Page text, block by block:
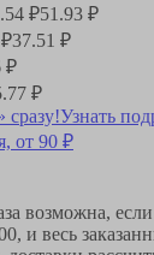
₽51.93 ₽
37.51 ₽
₽
₽
Узнать
от 90 ₽
возможна,
, и весь